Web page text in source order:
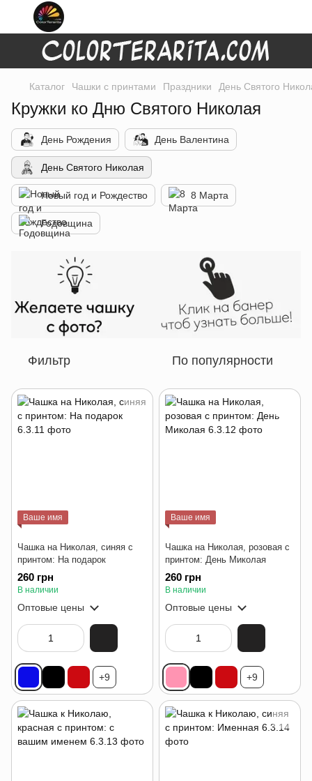
Каталог Чашки с принтами Праздники День Святого
Кружки ко Дню Святого Николая
День Рождения День Валентина
День Святого Николая
Новый год и Рождество 8 Марта
Годовщина
Фильтр По популярности
Ваше имя
Чашка на Николая, синяя с
принтом: На подарок
260 грн
В наличии
Оптовые цены
+9
Ваше имя
Чашка на Николая, розовая с
принтом: День Миколая
260 грн
В наличии
Оптовые цены
+9